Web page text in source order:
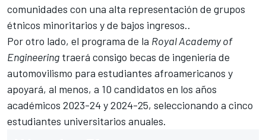
comunidades con una alta representación de grupos
étnicos minoritarios y de bajos ingresos..
Por otro lado, el programa de la Royal Academy of
Engineering traerá consigo becas de ingeniería de
automovilismo para estudiantes afroamericanos y
apoyará, al menos, a 10 candidatos en los años
académicos 2023-24 y 2024-25, seleccionando a cinco
estudiantes universitarios anuales.